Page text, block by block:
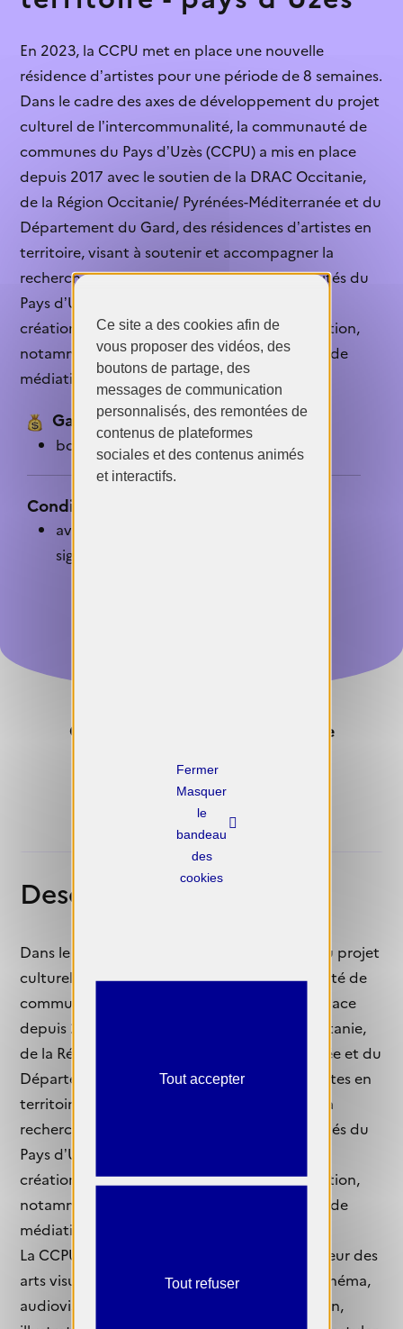
structures culturelles...
Infographie
Les chiffres des inégalités
dans le secteur...
Je ne connaissais pas cette aide
Le contenu est explicite
Je vais candidater
Je sais qui contacter
L’aide n’est pas ouverte
Je ne sais pas quoi faire après cette
lecture
C’est trop complexe
L’aide ne correspond pas à mon profil
En 2023, la CCPU met en place une nouvelle
résidence d’artistes pour une période de 8 semaines.
Dans le cadre des axes de développement du projet
culturel de l’intercommunalité, la communauté de
communes du Pays d’Uzès (CCPU) a mis en place
depuis 2017 avec le soutien de la DRAC Occitanie,
de la Région Occitanie/ Pyrénées-Méditerranée et du
Département du Gard, des résidences d’artistes en
territoire, visant à soutenir et accompagner la
recherche artistique en lien avec les spécificités du
Pays d’Uzès mais également à promouvoir la
création contemporaine auprès de la population,
notamment des jeunes, à travers des actions de
médiation artistique et culturelle.
Gains :
bourse de résidence de 6 000€
Conditions de participation :
avoir à son actif une production
significative
Candidature actuellement fermée
Recevez un rappel
Description
Dans le cadre des axes de développement du projet
culturel de l’intercommunalité, la communauté de
communes du Pays d’Uzès (CCPU) a mis en place
depuis 2017 avec le soutien de la DRAC Occitanie,
de la Région Occitanie/ Pyrénées-Méditerranée et du
Département du Gard, des résidences d’artistes en
territoire, visant à soutenir et accompagner la
recherche artistique en lien avec les spécificités du
Pays d’Uzès mais également à promouvoir la
création contemporaine auprès de la population,
notamment des jeunes, à travers des actions de
médiation artistique et culturelle.
La CCPU invite donc des artistes dans le secteur des
arts visuels (peinture, photographie, vidéo, cinéma,
audiovisuel, arts numériques, sculpture, dessin,
Ce site a des cookies afin de
vous proposer des vidéos, des
boutons de partage, des
messages de communication
personnalisés, des remontées de
contenus de plateformes
sociales et des contenus animés
et interactifs.
Tout accepter
Tout refuser
X
Masquer
le
bandeau
des
cookies